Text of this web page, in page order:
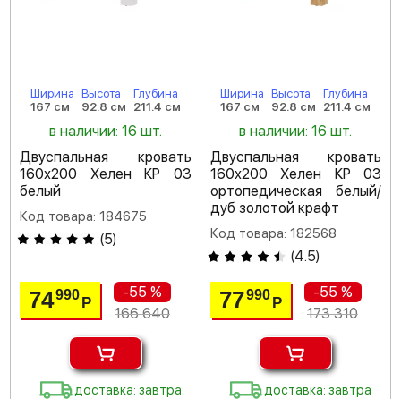
Ширина
167 см
Высота
92.8 см
Глубина
211.4 см
в наличии: 16 шт.
Двуспальная кровать
160х200 Хелен КР 03
белый
Код товара: 184675
(5)
74990Р
-55 %
166 640
доставка: завтра
Ширина
167 см
Высота
92.8 см
Глубина
211.4 см
в наличии: 16 шт.
Двуспальная кровать
160х200 Хелен КР 03
ортопедическая белый/
дуб золотой крафт
Код товара: 182568
(4.5)
77990 Р
-55 %
173 310
доставка: завтра